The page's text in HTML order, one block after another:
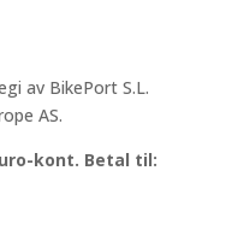
av BikePort S.L.
AS.
kont. Betal til: